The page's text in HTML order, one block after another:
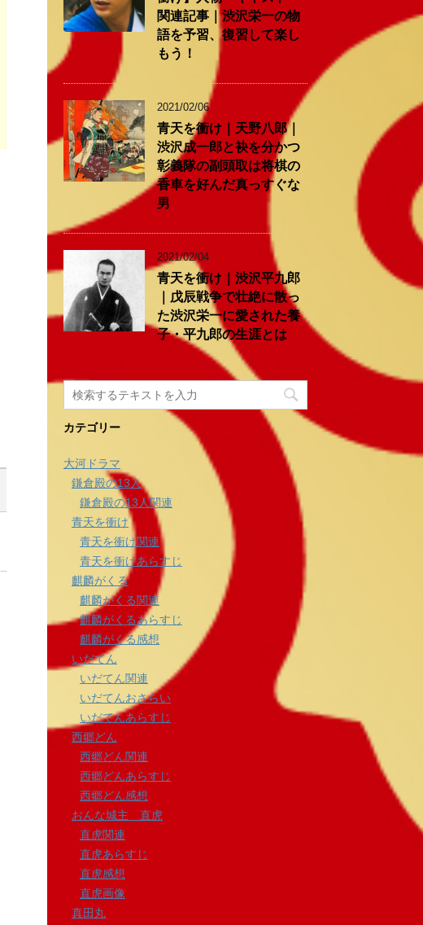
関連記事｜渋沢栄一の物
語を予習、復習して楽し
もう！
2021/02/06
青天を衝け｜天野八郎｜
渋沢成一郎と袂を分かつ
彰義隊の副頭取は将棋の
香車を好んだ真っすぐな
男
2021/02/04
青天を衝け｜渋沢平九郎
｜戊辰戦争で壮絶に散っ
た渋沢栄一に愛された養
子・平九郎の生涯とは
カテゴリー
大河ドラマ
鎌倉殿の13人
鎌倉殿の13人関連
青天を衝け
青天を衝け関連
青天を衝けあらすじ
麒麟がくる
麒麟がくる関連
麒麟がくるあらすじ
麒麟がくる感想
いだてん
いだてん関連
いだてんおさらい
いだてんあらすじ
西郷どん
西郷どん関連
西郷どんあらすじ
西郷どん感想
おんな城主 直虎
直虎関連
直虎あらすじ
直虎感想
直虎画像
真田丸